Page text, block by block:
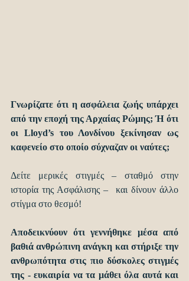
Γνωρίζατε ότι η ασφάλεια ζωής υπάρχει
από την εποχή της Αρχαίας Ρώμης; Ή ότι
οι Lloyd’s του Λονδίνου ξεκίνησαν ως
καφενείο στο οποίο σύχναζαν οι ναύτες;
Δείτε μερικές στιγμές – σταθμό στην
ιστορία της Ασφάλισης –  και δίνουν άλλο
στίγμα στο θεσμό!
Αποδεικνύουν ότι γεννήθηκε μέσα από
βαθιά ανθρώπινη ανάγκη και στήριξε την
ανθρωπότητα στις πιο δύσκολες στιγμές
της - ευκαιρία να τα μάθει όλα αυτά και